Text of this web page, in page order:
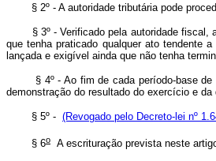
§ 2º - A autoridade tributária pode
§ 3º -Verificado pela autoridade fiscal,
que tenha praticado qualquer ato tendente
lançada e exigível ainda que não tenha
§ 4º - Ao fim de cada período-base de
demonstração do resultado do exercício e
§ 5º - (Revogado pelo Decreto-lei nº
§ 6o A escrituração prevista neste